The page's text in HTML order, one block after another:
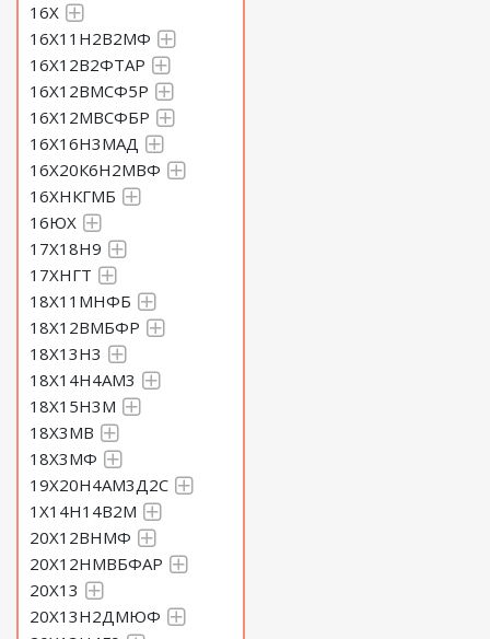
16Х
16Х11Н2В2МФ
16Х12В2ФТАР
16Х12ВМСФ5Р
16Х12МВСФБР
16Х16Н3МАД
16Х20К6Н2МВФ
16ХНКГМБ
16ЮХ
17Х18Н9
17ХНГТ
18Х11МНФБ
18Х12ВМБФР
18Х13Н3
18Х14Н4АМ3
18Х15Н3М
18Х3МВ
18Х3МФ
19Х20Н4АМ3Д2С
1Х14Н14В2М
20Х12ВНМФ
20Х12НМВБФАР
20Х13
20Х13Н2ДМЮФ